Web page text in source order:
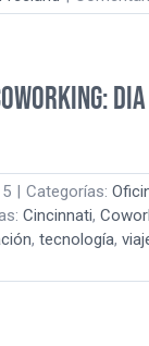
Dia
| Categorías:
Cincinnati,
, tecnología,